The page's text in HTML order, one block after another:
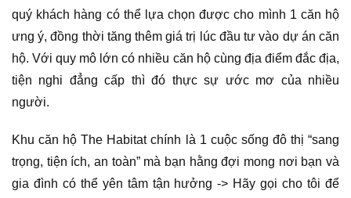
quý khách hàng có thể lựa chọn được cho mình 1 căn hộ
ưng ý, đồng thời tăng thêm giá trị lúc đầu tư vào dự án căn
hộ. Với quy mô lớn có nhiều căn hộ cùng địa điểm đắc địa,
tiện nghi đẳng cấp thì đó thực sự ước mơ của nhiều
người.
Khu căn hộ The Habitat chính là 1 cuộc sống đô thị “sang
trọng, tiện ích, an toàn” mà bạn hằng đợi mong nơi bạn và
gia đình có thể yên tâm tận hưởng -> Hãy gọi cho tôi để